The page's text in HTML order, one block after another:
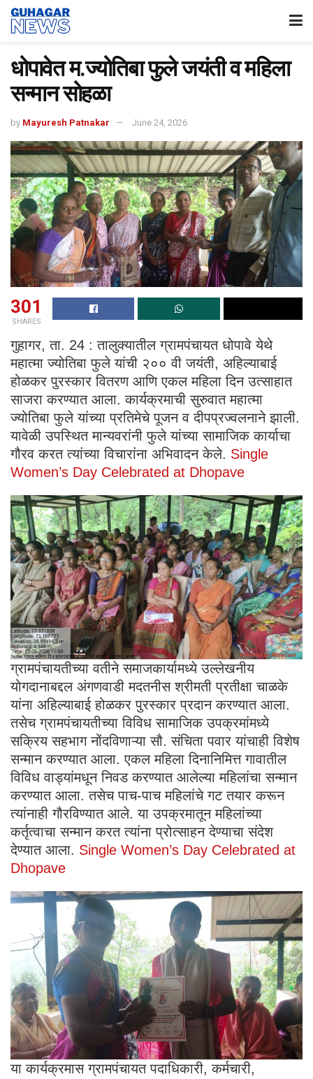
धोपावेत म.ज्योतिबा फुले जयंती व महिला
सन्मान सोहळा
by Mayuresh Patnakar June 24, 2026
301
SHARES
गुहागर, ता. 24 : तालुक्यातील ग्रामपंचायत धोपावे येथे
महात्मा ज्योतिबा फुले यांची २०० वी जयंती, अहिल्याबाई
होळकर पुरस्कार वितरण आणि एकल महिला दिन उत्साहात
साजरा करण्यात आला. कार्यक्रमाची सुरुवात महात्मा
ज्योतिबा फुले यांच्या प्रतिमेचे पूजन व दीपप्रज्वलनाने झाली.
यावेळी उपस्थित मान्यवरांनी फुले यांच्या सामाजिक कार्याचा
गौरव करत त्यांच्या विचारांना अभिवादन केले. Single
Women’s Day Celebrated at Dhopave
ग्रामपंचायतीच्या वतीने समाजकार्यामध्ये उल्लेखनीय
योगदानाबद्दल अंगणवाडी मदतनीस श्रीमती प्रतीक्षा चाळके
यांना अहिल्याबाई होळकर पुरस्कार प्रदान करण्यात आला.
तसेच ग्रामपंचायतीच्या विविध सामाजिक उपक्रमांमध्ये
सक्रिय सहभाग नोंदविणाऱ्या सौ. संचिता पवार यांचाही विशेष
सन्मान करण्यात आला. एकल महिला दिनानिमित्त गावातील
विविध वाड्यांमधून निवड करण्यात आलेल्या महिलांचा सन्मान
करण्यात आला. तसेच पाच-पाच महिलांचे गट तयार करून
त्यांनाही गौरविण्यात आले. या उपक्रमातून महिलांच्या
कर्तृत्वाचा सन्मान करत त्यांना प्रोत्साहन देण्याचा संदेश
देण्यात आला. Single Women’s Day Celebrated at
Dhopave
या कार्यक्रमास ग्रामपंचायत पदाधिकारी, कर्मचारी,